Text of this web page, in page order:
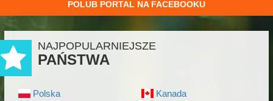
POLUB PORTAL NA FACEBOOKU
NAJPOPULARNIEJSZE
PAŃSTWA
Polska
Kanada